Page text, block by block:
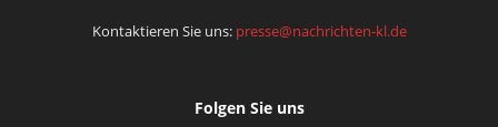
Kontaktieren Sie uns: presse@nachrichten-kl.de
Folgen Sie uns